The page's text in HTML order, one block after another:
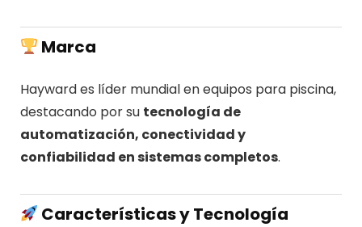
Marca
Hayward es líder mundial en equipos para piscina,
destacando por su tecnología de
automatización, conectividad y
confiabilidad en sistemas completos.
Características y Tecnología